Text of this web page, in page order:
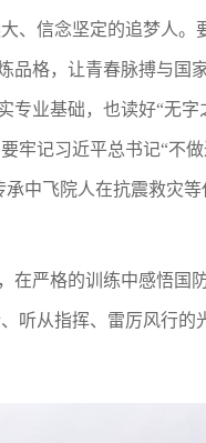
、信念坚定的追梦人
品格，让青春脉搏与国
业基础，也读好“无字
记习近平总书记“不
中飞院人在抗震救灾
在严格的训练中感悟国
听从指挥、雷厉风行的